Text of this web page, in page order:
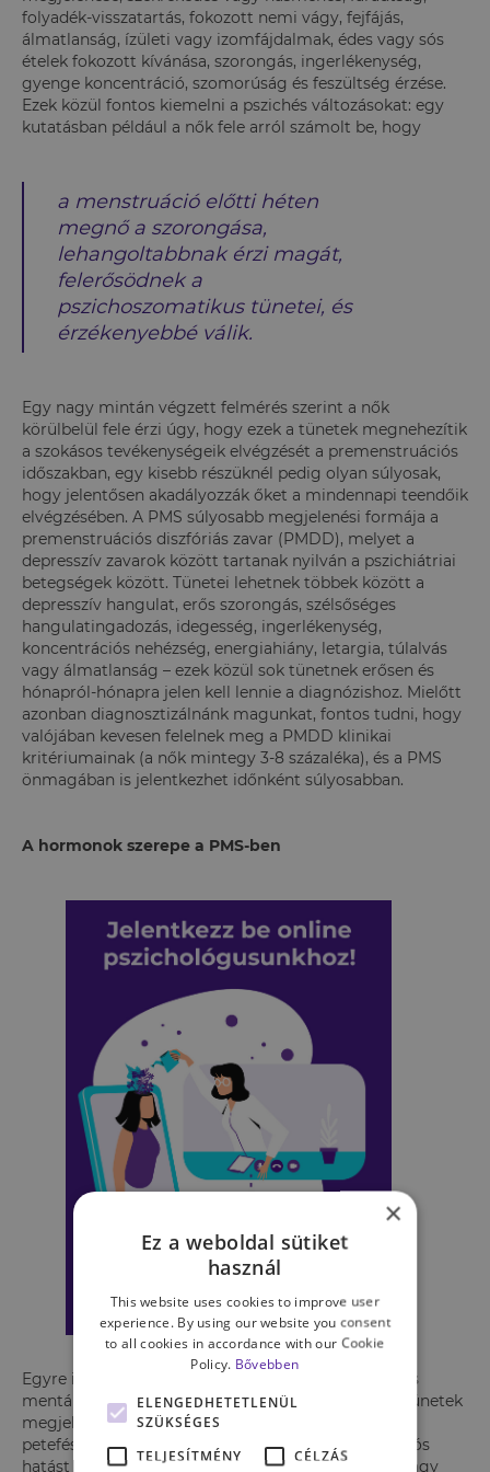
folyadék-visszatartás, fokozott nemi vágy, fejfájás,
álmatlanság, ízületi vagy izomfájdalmak, édes vagy sós
ételek fokozott kívánása, szorongás, ingerlékenység,
gyenge koncentráció, szomorúság és feszültség érzése.
Ezek közül fontos kiemelni a pszichés változásokat: egy
kutatásban például a nők fele arról számolt be, hogy
a menstruáció előtti héten
megnő a szorongása,
lehangoltabbnak érzi magát,
felerősödnek a
pszichoszomatikus tünetei, és
érzékenyebbé válik.
Egy nagy mintán végzett felmérés szerint a nők
körülbelül fele érzi úgy, hogy ezek a tünetek megnehezítik
a szokásos tevékenységeik elvégzését a premenstruációs
időszakban, egy kisebb részüknél pedig olyan súlyosak,
hogy jelentősen akadályozzák őket a mindennapi teendőik
elvégzésében. A PMS súlyosabb megjelenési formája a
premenstruációs diszfóriás zavar (PMDD), melyet a
depresszív zavarok között tartanak nyilván a pszichiátriai
betegségek között. Tünetei lehetnek többek között a
depresszív hangulat, erős szorongás, szélsőséges
hangulatingadozás, idegesség, ingerlékenység,
koncentrációs nehézség, energiahiány, letargia, túlalvás
vagy álmatlanság – ezek közül sok tünetnek erősen és
hónapról-hónapra jelen kell lennie a diagnózishoz. Mielőtt
azonban diagnosztizálnánk magunkat, fontos tudni, hogy
valójában kevesen felelnek meg a PMDD klinikai
kritériumainak (a nők mintegy 3-8 százaléka), és a PMS
önmagában is jelentkezhet időnként súlyosabban.
A hormonok szerepe a PMS-ben
Egyre inkább bizonyított, hogy a hormonok számos
mentális zavar esetén fontos szerepet játszanak a tünetek
megjelenésében vagy felerősödésében. A
petefészekhormon változásai olyan neuromodulációs
hatást fejthetnek ki, amely hozzájárul az enyhébb vagy
×
Ez a weboldal sütiket
használ
This website uses cookies to improve user
experience. By using our website you consent
to all cookies in accordance with our Cookie
Policy. Bővebben
ELENGEDHETETLENÜL
SZÜKSÉGES
TELJESÍTMÉNY
CÉLZÁS